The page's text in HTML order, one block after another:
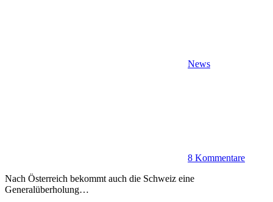
News
8 Kommentare
Nach Österreich bekommt auch die Schweiz eine
Generalüberholung…